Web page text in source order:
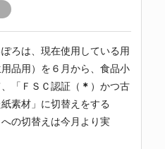
ろは、現在使用している用
品用）を６月から、食品小
「ＦＳＣ認証（ ＊ ）かつ古
素材」に切替えをする
の切替えは今月より実